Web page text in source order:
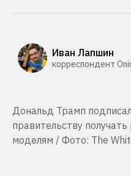
Иван Лапшин
корреспондент
Дональд Трамп
правительству
моделям / Фото: The